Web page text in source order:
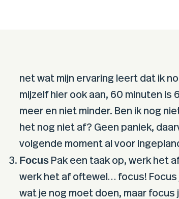
net wat mijn ervaring leert dat ik
mijzelf hier ook aan, 60 minuten is
meer en niet minder. Ben ik nog
het nog niet af? Geen paniek,
volgende moment al voor
Focus Pak een taak op, werk het
werk het af oftewel… focus! Focus
wat je nog moet doen, maar focus